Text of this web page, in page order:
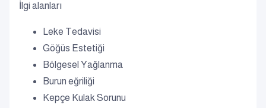
İlgi alanları
Leke Tedavisi
Göğüs Estetiği
Bölgesel Yağlanma
Burun eğriliği
Kepçe Kulak Sorunu